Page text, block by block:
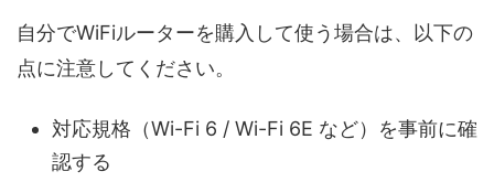
自分でWiFiルーターを購入して使う場合は、以下の
点に注意してください。
対応規格（Wi-Fi 6 / Wi-Fi 6E など）を事前に確
認する